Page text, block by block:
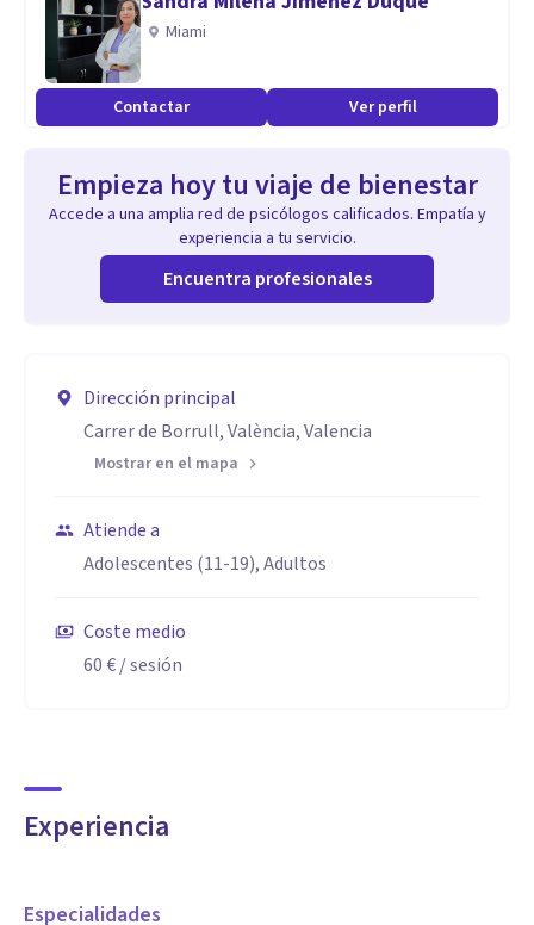
Miami
Contactar Ver perfil
Empieza hoy tu viaje de bienestar
Accede a una amplia red de psicólogos calificados. Empatía y
experiencia a tu servicio.
Encuentra profesionales
Dirección principal
Carrer de Borrull, València, Valencia
Mostrar en el mapa
Atiende a
Adolescentes (11-19), Adultos
Coste medio
60 €/ sesión
Experiencia
Especialidades